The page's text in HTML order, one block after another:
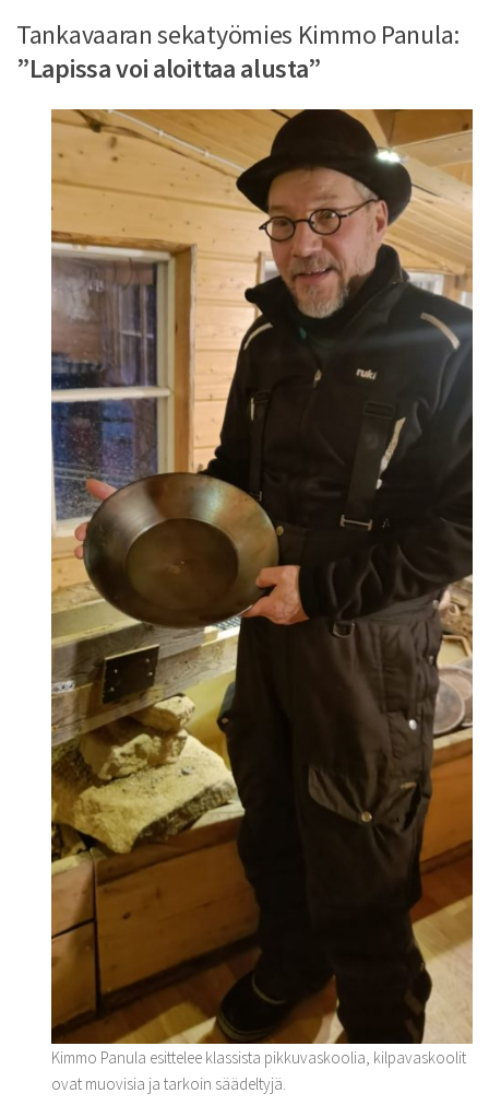
Tankavaaran sekatyömies Kimmo Panula:
”Lapissa voi aloittaa alusta”
Kimmo Panula esittelee klassista pikkuvaskoolia, kilpavaskoolit
ovat muovisia ja tarkoin säädeltyjä.